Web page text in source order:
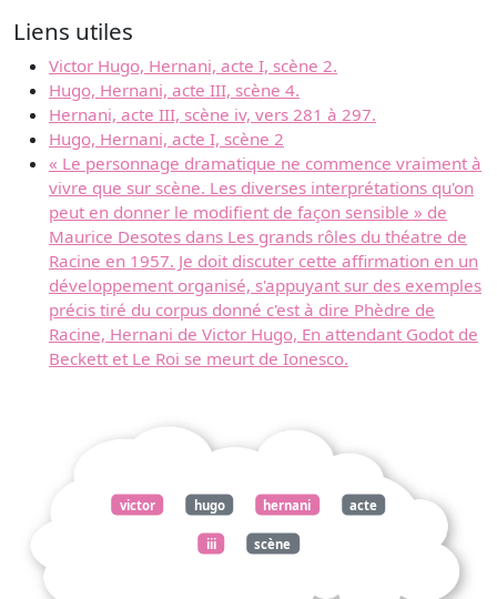
Liens utiles
Victor Hugo, Hernani, acte I, scène 2.
Hugo, Hernani, acte III, scène 4.
Hernani, acte III, scène iv, vers 281 à 297.
Hugo, Hernani, acte I, scène 2
« Le personnage dramatique ne commence vraiment à
vivre que sur scène. Les diverses interprétations qu'on
peut en donner le modifient de façon sensible » de
Maurice Desotes dans Les grands rôles du théatre de
Racine en 1957. Je doit discuter cette affirmation en un
développement organisé, s'appuyant sur des exemples
précis tiré du corpus donné c'est à dire Phèdre de
Racine, Hernani de Victor Hugo, En attendant Godot de
Beckett et Le Roi se meurt de Ionesco.
victor hugo hernani acte
iii scène